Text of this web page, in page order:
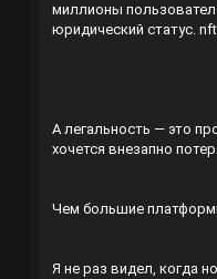
миллионы
юридический статус.
А легальность — это
хочется внезапно
Чем большие
Я не раз видел, когда